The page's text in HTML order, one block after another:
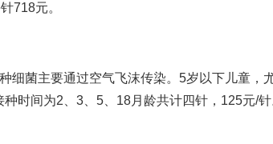
718元。
种细菌主要通过空气飞沫传染。5岁以下儿童，
种时间为2、3、5、18月龄共计四针，125元/针